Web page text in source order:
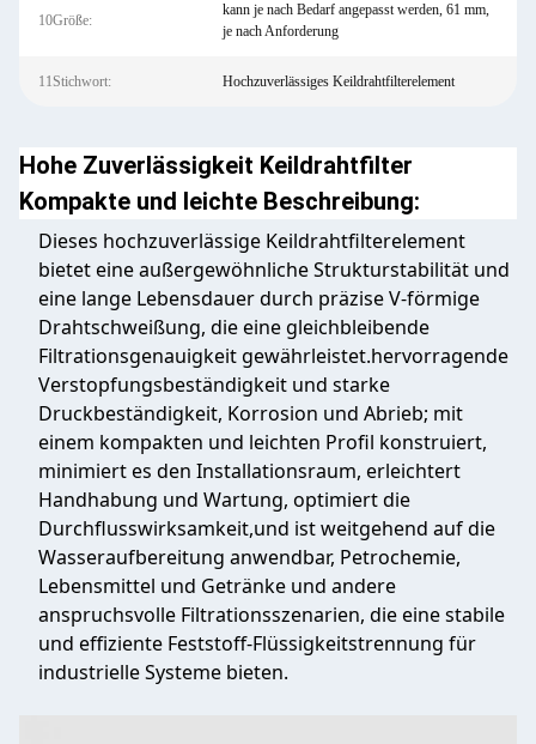
10Größe:
kann je nach Bedarf angepasst werden, 61 mm,
je nach Anforderung
11Stichwort: Hochzuverlässiges Keildrahtfilterelement
Hohe Zuverlässigkeit Keildrahtfilter
Kompakte und leichte Beschreibung:
Dieses hochzuverlässige Keildrahtfilterelement
bietet eine außergewöhnliche Strukturstabilität und
eine lange Lebensdauer durch präzise V-förmige
Drahtschweißung, die eine gleichbleibende
Filtrationsgenauigkeit gewährleistet.hervorragende
Verstopfungsbeständigkeit und starke
Druckbeständigkeit, Korrosion und Abrieb; mit
einem kompakten und leichten Profil konstruiert,
minimiert es den Installationsraum, erleichtert
Handhabung und Wartung, optimiert die
Durchflusswirksamkeit,und ist weitgehend auf die
Wasseraufbereitung anwendbar, Petrochemie,
Lebensmittel und Getränke und andere
anspruchsvolle Filtrationsszenarien, die eine stabile
und effiziente Feststoff-Flüssigkeitstrennung für
industrielle Systeme bieten.